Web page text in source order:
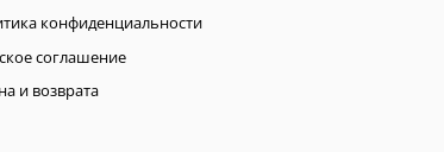
конфиденциальности
соглашение
и возврата